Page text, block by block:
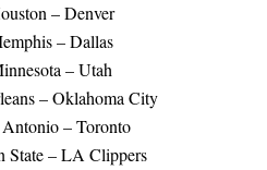
– Denver
– Dallas
– Utah
– Oklahoma City
– Toronto
State – LA Clippers